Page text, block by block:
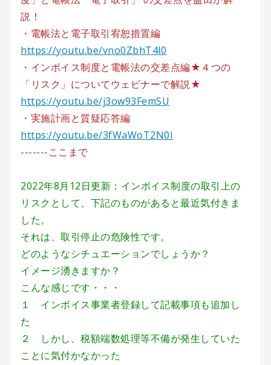
説！
・電帳法と電子取引宥恕措置編
https://youtu.be/vno0ZbhT4l0
・インボイス制度と電帳法の交差点編★４つの
「リスク」についてウェビナーで解説★
https://youtu.be/j3ow93FemSU
・実施計画と質疑応答編
https://youtu.be/3fWaWoT2N0I
-------ここまで
2022年8月12日更新：インボイス制度の取引上の
リスクとして、下記のものがあると最近気付きま
した。
それは、取引停止の危険性です。
どのようなシチュエーションでしょうか？
イメージ湧きますか？
こんな感じです・・・
１ インボイス事業者登録して記載事項も追加し
た
２ しかし、税額端数処理等不備が発生していた
ことに気付かなかった